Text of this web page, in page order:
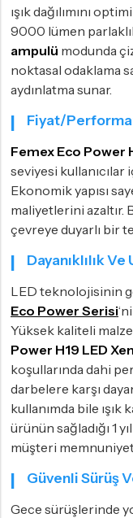
ışık dağılımını
9000 lümen
ampulü modunda
noktasal odaklama
aydınlatma sunar.
Fiyat/
Femex Eco Power
seviyesi kullanıcılar
Ekonomik yapısı
maliyetlerini azaltır.
çevreye duyarlı bir
Dayanıklılık
LED teknolojisinin
Eco Power Serisi
Yüksek kaliteli
Power H19 LED
koşullarında dahi
darbelere karşı
kullanımda bile ışık
ürünün sağladığı 1
müşteri
Güvenli Sürüş
Gece sürüşlerinde